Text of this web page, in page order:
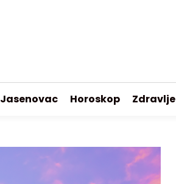
Jasenovac Horoskop Zdravlje